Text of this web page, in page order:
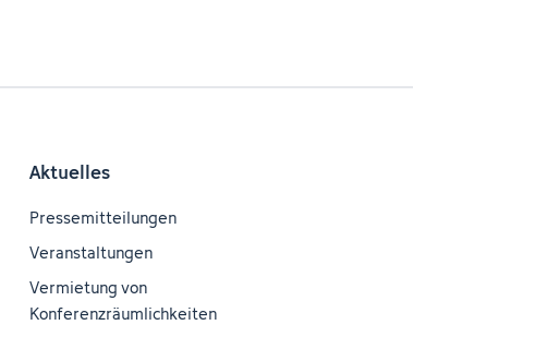
Aktuelles
Pressemitteilungen
Veranstaltungen
Vermietung von
Konferenzräumlichkeiten